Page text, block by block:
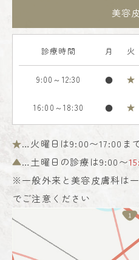
美容
診療時間 月 火
9:00～12:30 ● ★
16:00～18:30 ● ★
★…火曜日は9:00〜17:00ま
▲…土曜日の診療は9:00〜
※一般外来と美容皮膚科は
でご注意ください